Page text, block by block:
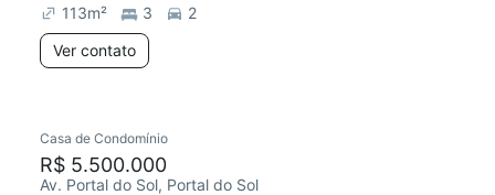
113m² 3
2
Ver contato
Casa de Condomínio
R$ 5.500.000
Av. Portal do Sol, Portal do Sol